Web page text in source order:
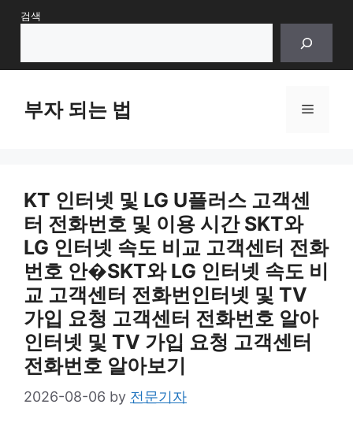
Skip검색
부자 되는 법 Menu
KT 인터넷 및 LG U플러스 고객센
터 전화번호 및 이용 시간 SKT와
LG 인터넷 속도 비교 고객센터 전화
번호 안�SKT와 LG 인터넷 속도 비
교 고객센터 전화번인터넷 및 TV
가입 요청 고객센터 전화번호 알아
인터넷 및 TV 가입 요청 고객센터
전화번호 알아보기
2026-08-06 by 전문기자